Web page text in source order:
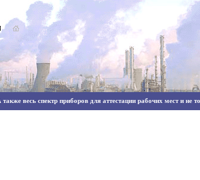
весь спектр приборов для аттестации рабочих мест и